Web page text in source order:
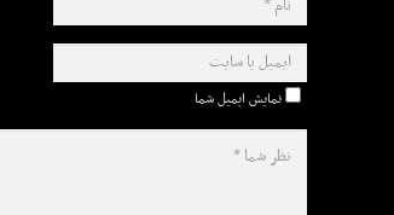
نمایش ایمیل شما